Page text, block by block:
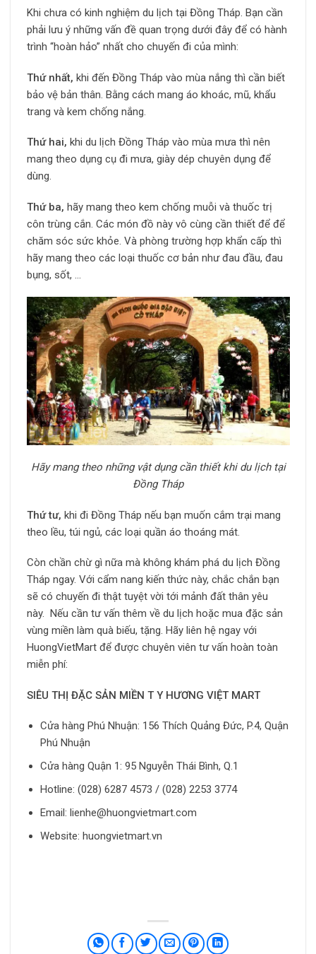
Khi chưa có kinh nghiệm du lịch tại Đồng Tháp. Bạn cần
phải lưu ý những vấn đề quan trọng dưới đây để có hành
trình “hoàn hảo” nhất cho chuyến đi của mình:
Thứ nhất, khi đến Đồng Tháp vào mùa nắng thì cần biết
bảo vệ bản thân. Bằng cách mang áo khoác, mũ, khẩu
trang và kem chống nắng.
Thứ hai, khi du lịch Đồng Tháp vào mùa mưa thì nên
mang theo dụng cụ đi mưa, giày dép chuyên dụng để
dùng.
Thứ ba, hãy mang theo kem chống muỗi và thuốc trị
côn trùng cắn. Các món đồ này vô cùng cần thiết để để
chăm sóc sức khỏe. Và phòng trường hợp khẩn cấp thì
hãy mang theo các loại thuốc cơ bản như đau đầu, đau
bụng, sốt, …
Hãy mang theo những vật dụng cần thiết khi du lịch tại
Đồng Tháp
Thứ tư, khi đi Đồng Tháp nếu bạn muốn cắm trại mang
theo lều, túi ngủ, các loại quần áo thoáng mát.
Còn chần chừ gì nữa mà không khám phá du lịch Đồng
Tháp ngay. Với cẩm nang kiến thức này, chắc chắn bạn
sẽ có chuyến đi thật tuyệt vời tới mảnh đất thân yêu
này. Nếu cần tư vấn thêm về du lịch hoặc mua đặc sản
vùng miền làm quà biếu, tặng. Hãy liên hệ ngay với
HuongVietMart để được chuyên viên tư vấn hoàn toàn
miễn phí:
SIÊU THỊ ĐẶC SẢN MIỀN T Y HƯƠNG VIỆT MART
Cửa hàng Phú Nhuận: 156 Thích Quảng Đức, P.4, Quận
Phú Nhuận
Cửa hàng Quận 1: 95 Nguyễn Thái Bình, Q.1
Hotline: (028) 6287 4573 / (028) 2253 3774
Email: lienhe@huongvietmart.com
Website: huongvietmart.vn